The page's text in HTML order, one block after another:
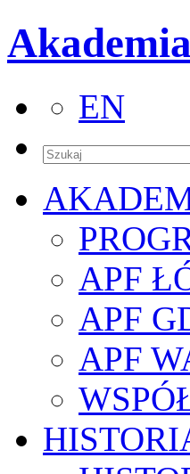
EN
APF
APF
APF